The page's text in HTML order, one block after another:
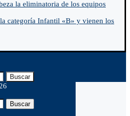
la eliminatoria de los equipos
categoría Infantil «B» y vienen los
Buscar
Buscar